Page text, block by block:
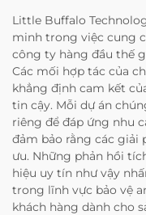
Little Buffalo
minh trong việc cung
công ty hàng đầu thế
Các mối hợp tác của
khẳng định cam kết
tin cậy. Mỗi dự án
riêng để đáp ứng nhu
đảm bảo rằng các giải
ưu. Những phản hồi
hiệu uy tín như vậy
trong lĩnh vực bảo vệ
khách hàng dành cho